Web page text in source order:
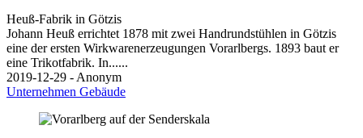
Heuß-Fabrik in Götzis
Johann Heuß errichtet 1878 mit zwei Handrundstühlen in Götzis
eine der ersten Wirkwarenerzeugungen Vorarlbergs. 1893 baut er
eine Trikotfabrik. In......
2019-12-29 - Anonym
Unternehmen Gebäude